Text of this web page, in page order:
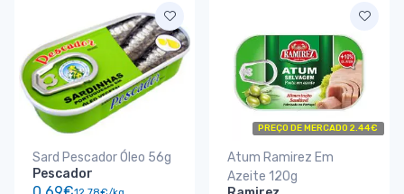
Sard Pescador Óleo 56g
Pescador
PREÇO DE MERCADO 2.44€
Atum Ramirez Em
Azeite 120g